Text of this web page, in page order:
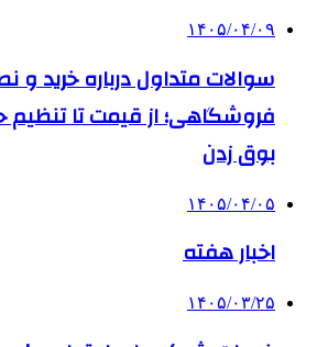
۱۴۰۵/۰۴/۰۹
سوالات متداول درباره خرید
فروشگاهی؛ از قیمت تا
بوق زدن
۱۴۰۵/۰۴/۰۵
اخبار هفته
۱۴۰۵/۰۳/۲۵